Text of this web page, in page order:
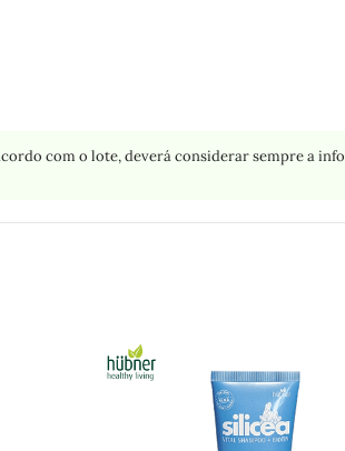
com o lote, deverá considerar sempre a